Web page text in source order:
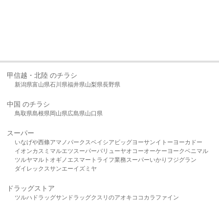
甲信越・北陸 のチラシ
新潟県富山県石川県福井県山梨県長野県
中国 のチラシ
鳥取県島根県岡山県広島県山口県
スーパー
いなげや西條アマノパークスベイシア ビッグヨーサンイトーヨーカドー
イオンカスミ マルエツスーパーバリューヤオコーオーケー ヨークベニマル
ツルヤマルト オギノ エスマート ライフ業務スーパーいかり フジグラン
ダイレックスサンエーイズミヤ
ドラッグストア
ツルハドラッグサンドラッグクスリのアオキ ココカラファイン